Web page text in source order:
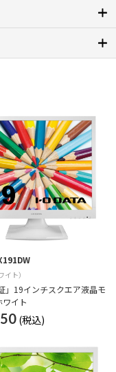
イト）
」19インチスクエア液晶モ
ワイト